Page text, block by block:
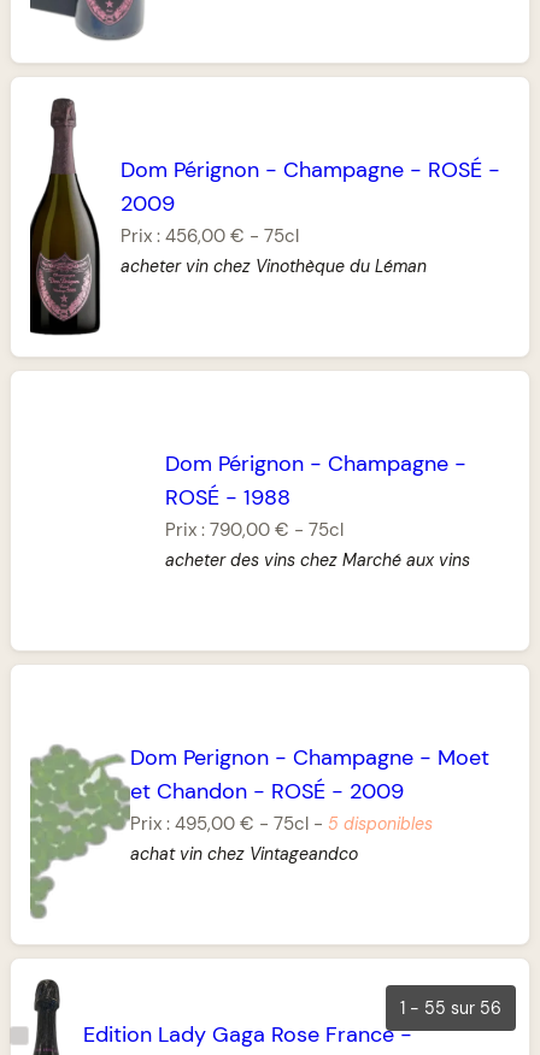
Dom Pérignon - Champagne - ROSÉ -
2009
Prix :456,00 € -75cl
acheter vin chez Vinothèque du Léman
Dom Pérignon- Champagne-
ROSÉ- 1988
Prix : 790,00 € - 75cl
acheter des vins chez Marché aux vins
Dom Perignon - Champagne - Moet
et Chandon - ROSÉ - 2009
Prix :495,00 € -75cl - 5 disponibles
achat vin chez Vintageandco
Edition Lady Gaga Rose France-
1 - 55 sur 56